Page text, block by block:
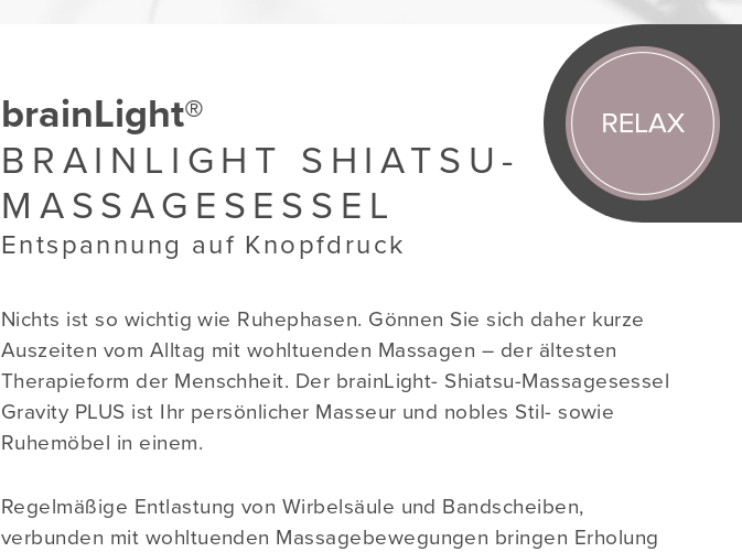
brainLight®
BRAINLIGHT SHIATSU-
MASSAGESESSEL
Entspannung auf Knopfdruck
Nichts ist so wichtig wie Ruhephasen. Gönnen Sie sich daher kurze
Auszeiten vom Alltag mit wohltuenden Massagen – der ältesten
Therapieform der Menschheit. Der brainLight- Shiatsu-Massagesessel
Gravity PLUS ist Ihr persönlicher Masseur und nobles Stil- sowie
Ruhemöbel in einem.
Regelmäßige Entlastung von Wirbelsäule und Bandscheiben,
verbunden mit wohltuenden Massagebewegungen bringen Erholung